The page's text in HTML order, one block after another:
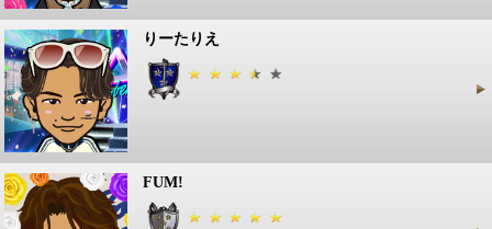
りーたりえ
FUM!